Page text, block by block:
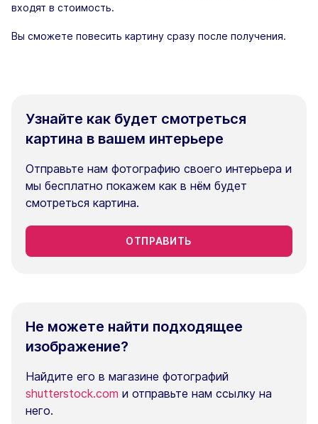
входят в стоимость.
Вы сможете повесить картину сразу после получения.
Узнайте как будет смотреться
картина в вашем интерьере
Отправьте нам фотографию своего интерьера и
мы бесплатно покажем как в нём будет
смотреться картина.
ОТПРАВИТЬ
Не можете найти подходящее
изображение?
Найдите его в магазине фотографий
shutterstock.com и отправьте нам ссылку на
него.